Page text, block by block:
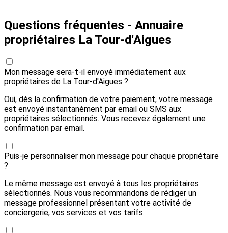
Questions fréquentes - Annuaire
propriétaires La Tour-d'Aigues
Mon message sera-t-il envoyé immédiatement aux
propriétaires de La Tour-d'Aigues ?
Oui, dès la confirmation de votre paiement, votre message
est envoyé instantanément par email ou SMS aux
propriétaires sélectionnés. Vous recevez également une
confirmation par email.
Puis-je personnaliser mon message pour chaque propriétaire
?
Le même message est envoyé à tous les propriétaires
sélectionnés. Nous vous recommandons de rédiger un
message professionnel présentant votre activité de
conciergerie, vos services et vos tarifs.